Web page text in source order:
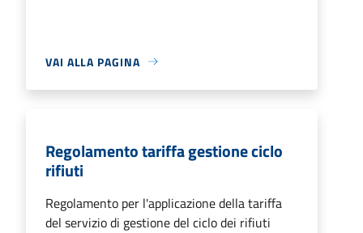
VAI ALLA PAGINA
Regolamento tariffa gestione ciclo
rifiuti
Regolamento per l'applicazione della tariffa
del servizio di gestione del ciclo dei rifiuti